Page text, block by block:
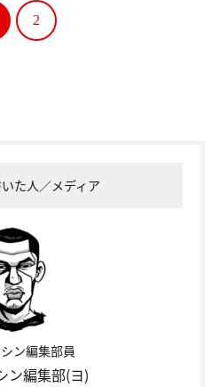
2
た人／メディア
ン編集部員
ン編集部(ヨ)